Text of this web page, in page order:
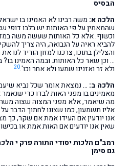
הבסיס
הלכה א: משה רבינו לא האמינו בו
שהמאמין על פי האותות יש בלבו
וכשוף. אלא כל האותות שעשה משה
להביא ראיה על הנבואה, היה צריך
והצלילן בתוכו, צרכנו למזון הוריד
… וכן שאר כל האותות. ובמה האמינו בו?
ולא זר ואזנינו שמעו ולא אחר וכו'.20
הלכה ב: … נמצאת אומר שכל נביא
מאמינים בו מפני האות לבדו כדי
מה שיאמר, אלא מפני המצוה שצוה
אליו תשמעון, כמו שצונו לחתוך הדבר
אנו יודעין אם העידו אמת אם שקר, כך
שאין אנו יודעים אם האות אמת או
רמב"ם הלכות יסודי התורה פרק י
גם סימן